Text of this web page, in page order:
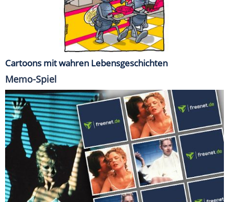
Cartoons mit wahren Lebensgeschichten
Memo-Spiel